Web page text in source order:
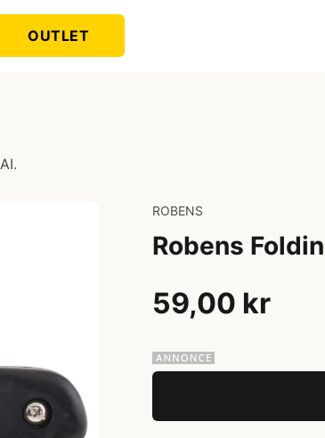
OUTLET
ROBENS
Robens
59,00 kr